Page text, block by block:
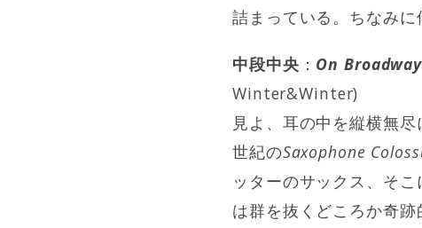
詰まっている。ちなみに
中段中央 ： On
Winter&Winter)
見よ、耳の中を縦横無
世紀のSaxophone
ッターのサックス、そ
は群を抜くどころか奇